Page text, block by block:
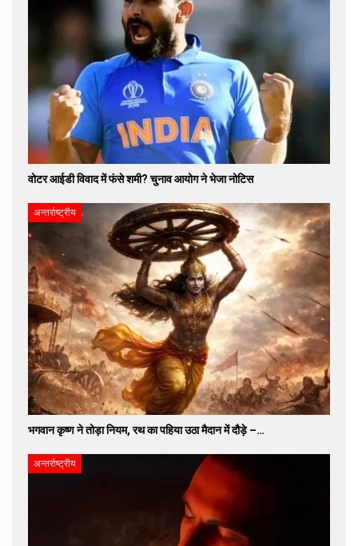
वोटर आईडी विवाद में फंसे शमी? चुनाव आयोग ने भेजा नोटिस
अन्तर्राष्ट्रीय
भगवान कृष्ण ने तोड़ा नियम, रथ का पहिया उठा मैदान में दौड़े –…
अन्तर्राष्ट्रीय